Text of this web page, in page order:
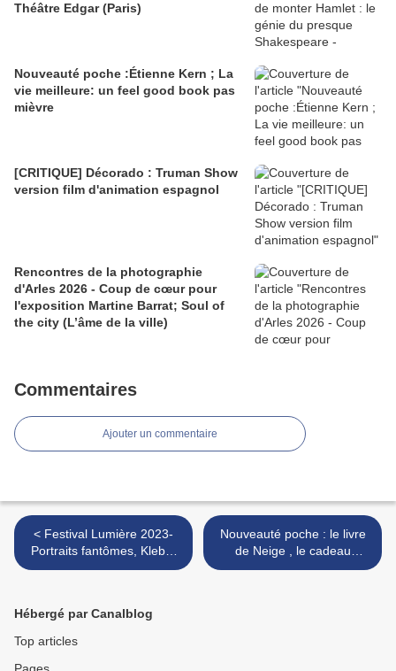
Théâtre Edgar (Paris)
Nouveauté poche :Étienne Kern ; La
vie meilleure: un feel good book pas
mièvre
[CRITIQUE] Décorado : Truman Show
version film d'animation espagnol
Rencontres de la photographie
d'Arles 2026 - Coup de cœur pour
l'exposition Martine Barrat; Soul of
the city (L’âme de la ville)
Commentaires
Ajouter un commentaire
< Festival Lumière 2023-
Portraits fantômes, Kleber
Mendonça Filho : Récife
Nouveauté poche : le livre
de Neige , le cadeau
d'Olivier Liron à sa mère >
Hébergé par Canalblog
Top articles